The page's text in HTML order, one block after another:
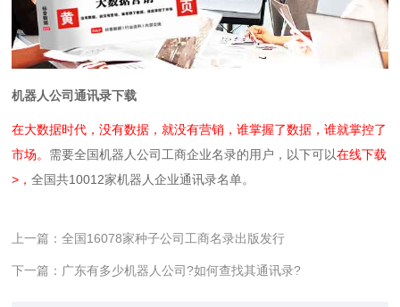
机器人公司通讯录下载
在大数据时代，没有数据，就没有营销，谁掌握了数据，谁就掌控了
市场。 需要全国机器人公司工商企业名录的用户，以下可以在线下载
> ，全国共10012家机器人企业通讯录名单。
上一篇：全国16078家种子公司工商名录出版发行
下一篇：广东有多少机器人公司?如何查找其通讯录?